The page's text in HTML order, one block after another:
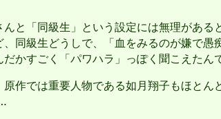
と「同級生」という設定には無理があ
同級生どうしで、「血をみるのが嫌で
かすごく「パワハラ」っぽく聞こえたん
作では重要人物である如月翔子もほと